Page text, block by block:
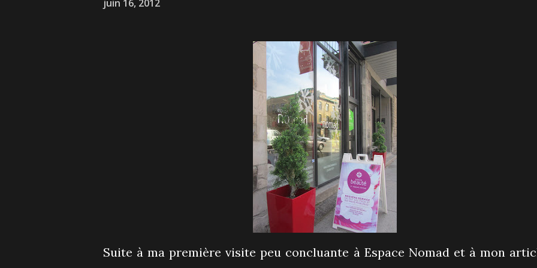
juin 16, 2012
Suite à ma première visite peu concluante à Espace Nomad et à mon